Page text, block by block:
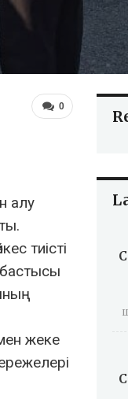
0
алу
тиісті
жеке